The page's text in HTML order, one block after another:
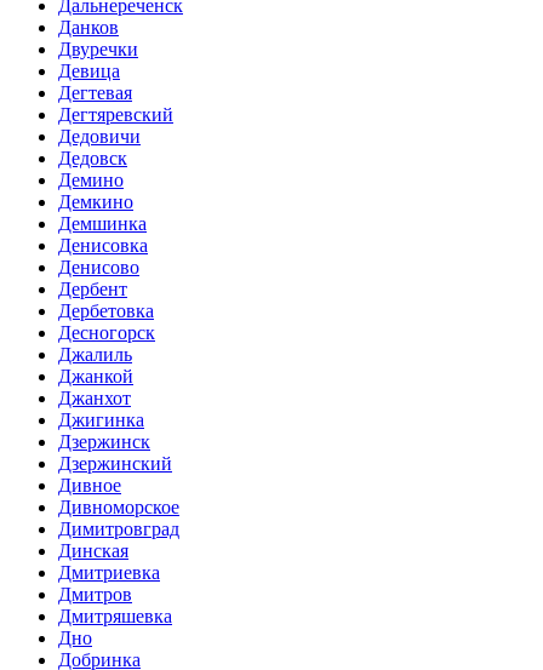
Дальнереченск
Данков
Двуречки
Девица
Дегтевая
Дегтяревский
Дедовичи
Дедовск
Демино
Демкино
Демшинка
Денисовка
Денисово
Дербент
Дербетовка
Десногорск
Джалиль
Джанкой
Джанхот
Джигинка
Дзержинск
Дзержинский
Дивное
Дивноморское
Димитровград
Динская
Дмитриевка
Дмитров
Дмитряшевка
Дно
Добринка